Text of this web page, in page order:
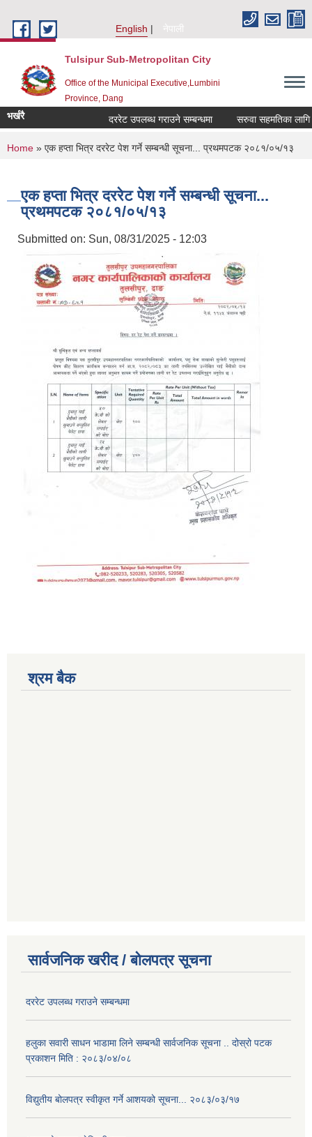
English
नेपाली
Tulsipur Sub-Metropolitan City
Office of the Municipal Executive,Lumbini
Province, Dang
भर्खरै दररेट उपलब्ध गराउने सम्बन्धमा सरुवा सहमतिका लागि
You are here
Home » एक हप्ता भित्र दररेट पेश गर्ने सम्बन्धी सूचना... प्रथमपटक २०८१/०५/१३
एक हप्ता भित्र दररेट पेश गर्ने सम्बन्धी सूचना...
प्रथमपटक २०८१/०५/१३
Submitted on: Sun, 08/31/2025 - 12:03
श्रम बैक
सार्वजनिक खरीद / बोलपत्र सूचना
दररेट उपलब्ध गराउने सम्बन्धमा
हलुका सवारी साधन भाडामा लिने सम्बन्धी सार्वजनिक सूचना .. दोस्रो पटक
प्रकाशन मिति : २०८३/०४/०८
विद्युतीय बोलपत्र स्वीकृत गर्ने आशयको सूचना... २०८३/०३/१७